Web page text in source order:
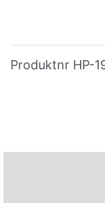
Produktnr HP-